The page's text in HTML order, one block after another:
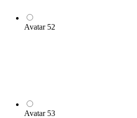
Avatar 52
Avatar 53